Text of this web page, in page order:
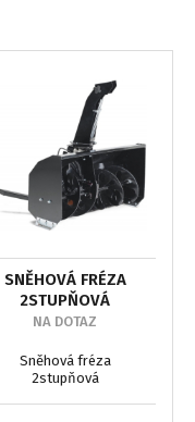
SNĚHOVÁ FRÉZA
2STUPŇOVÁ
NA DOTAZ
Sněhová fréza
2stupňová